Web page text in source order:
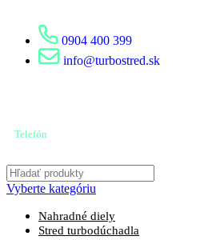
0904 400 399
info@turbostred.sk
Telefón
Vyberte kategóriu
Nahradné diely
Stred turbodúchadla